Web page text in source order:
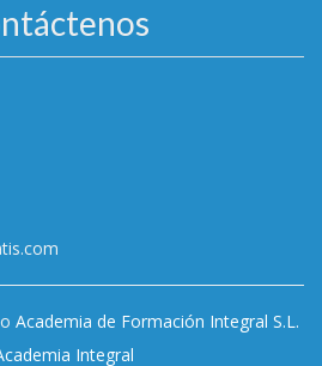
Academia de Formación Integral S.L.